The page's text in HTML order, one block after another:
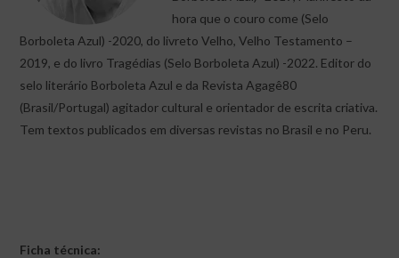
hora que o couro come (Selo
Borboleta Azul) -2020, do livreto Velho, Velho Testamento –
2019, e do livro Tragédias (Selo Borboleta Azul) -2022. Editor do
selo literário Borboleta Azul e da Revista Agagê80
(Brasil/Portugal) agitador cultural e orientador de escrita criativa.
Tem textos publicados em diversas revistas no Brasil e no Peru.
Ficha técnica: